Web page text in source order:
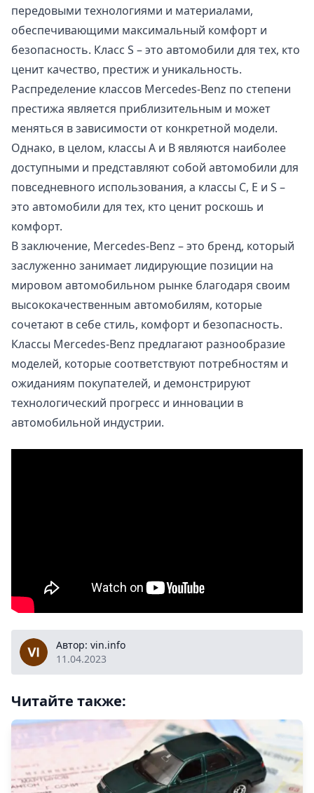
передовыми технологиями и материалами,
обеспечивающими максимальный комфорт и
безопасность. Класс S – это автомобили для тех, кто
ценит качество, престиж и уникальность.
Распределение классов Mercedes-Benz по степени
престижа является приблизительным и может
меняться в зависимости от конкретной модели.
Однако, в целом, классы A и B являются наиболее
доступными и представляют собой автомобили для
повседневного использования, а классы C, E и S –
это автомобили для тех, кто ценит роскошь и
комфорт.
В заключение, Mercedes-Benz – это бренд, который
заслуженно занимает лидирующие позиции на
мировом автомобильном рынке благодаря своим
высококачественным автомобилям, которые
сочетают в себе стиль, комфорт и безопасность.
Классы Mercedes-Benz предлагают разнообразие
моделей, которые соответствуют потребностям и
ожиданиям покупателей, и демонстрируют
технологический прогресс и инновации в
автомобильной индустрии.
vin.infoАвтор: vin.info
11.04.2023
Читайте также: